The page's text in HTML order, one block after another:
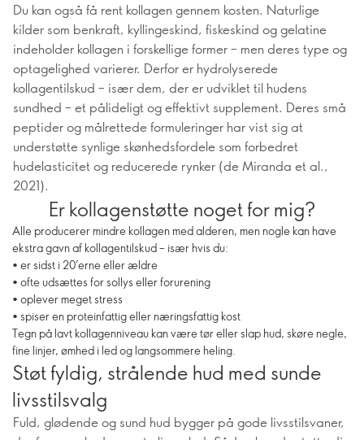
Du kan også få rent kollagen gennem kosten. Naturlige
kilder som benkraft, kyllingeskind, fiskeskind og gelatine
indeholder kollagen i forskellige former – men deres type og
optagelighed varierer. Derfor er hydrolyserede
kollagentilskud – især dem, der er udviklet til hudens
sundhed – et pålideligt og effektivt supplement. Deres små
peptider og målrettede formuleringer har vist sig at
understøtte synlige skønhedsfordele som forbedret
hudelasticitet og reducerede rynker (de Miranda et al.,
2021).
Er kollagenstøtte noget for mig?
Alle producerer mindre kollagen med alderen, men nogle kan have
ekstra gavn af kollagentilskud – især hvis du:
• er sidst i 20’erne eller ældre
• ofte udsættes for sollys eller forurening
• oplever meget stress
• spiser en proteinfattig eller næringsfattig kost
Tegn på lavt kollagenniveau kan være tør eller slap hud, skøre negle,
fine linjer, ømhed i led og langsommere heling.
Støt fyldig, strålende hud med sunde
livsstilsvalg
Fuld, glødende og sund hud bygger på gode livsstilsvaner,